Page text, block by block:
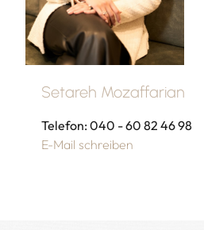
Setareh Mozaffarian
Telefon: 040 - 60 82 46 98
E-Mail schreiben